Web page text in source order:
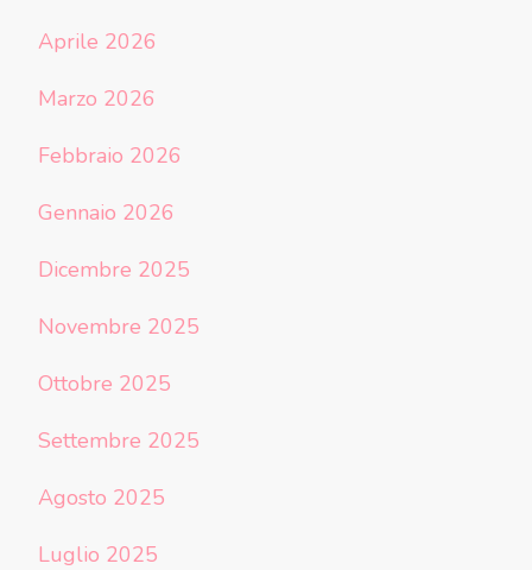
Aprile 2026
Marzo 2026
Febbraio 2026
Gennaio 2026
Dicembre 2025
Novembre 2025
Ottobre 2025
Settembre 2025
Agosto 2025
Luglio 2025